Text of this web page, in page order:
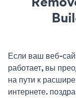
Если ваш веб-
работает, вы
на пути к
интернете.